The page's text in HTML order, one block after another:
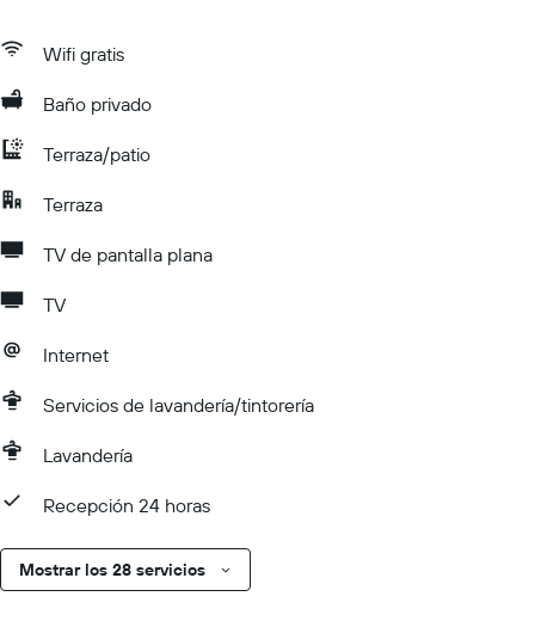
Wifi gratis
Baño privado
Terraza/patio
Terraza
TV de pantalla plana
TV
Internet
Servicios de lavandería/tintorería
Lavandería
Recepción 24 horas
Mostrar los 28 servicios